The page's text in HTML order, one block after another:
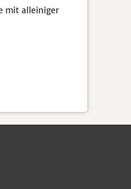
mit alleiniger